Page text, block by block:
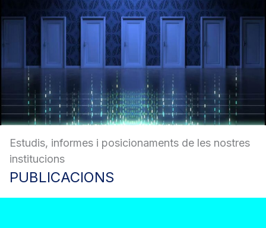
Estudis, informes i posicionaments de les nostres
institucions
PUBLICACIONS